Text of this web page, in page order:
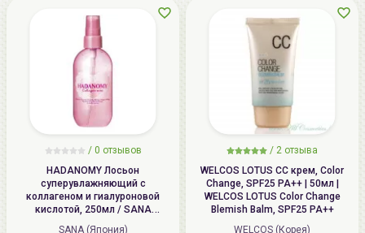
/ 0 отзывов
HADANOMY Лосьон
суперувлажняющий с
коллагеном и гиалуроновой
кислотой, 250мл / SANA
HADANOMY Collagen mist
SANA (Япония)
/ 2 отзыва
WELCOS LOTUS СС крем, Color
Change, SPF25 PA++ | 50мл |
WELCOS LOTUS Color Change
Blemish Balm, SPF25 PA++
WELCOS (Корея)